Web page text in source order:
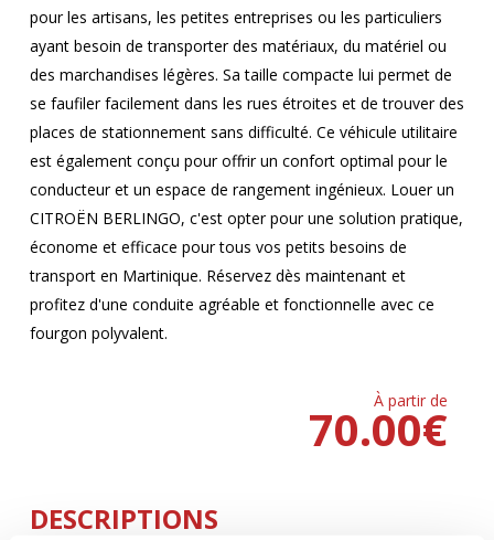
pour les artisans, les petites entreprises ou les particuliers
ayant besoin de transporter des matériaux, du matériel ou
des marchandises légères. Sa taille compacte lui permet de
se faufiler facilement dans les rues étroites et de trouver des
places de stationnement sans difficulté. Ce véhicule utilitaire
est également conçu pour offrir un confort optimal pour le
conducteur et un espace de rangement ingénieux. Louer un
CITROËN BERLINGO, c'est opter pour une solution pratique,
économe et efficace pour tous vos petits besoins de
transport en Martinique. Réservez dès maintenant et
profitez d'une conduite agréable et fonctionnelle avec ce
fourgon polyvalent.
À partir de
€
70.00
DESCRIPTIONS